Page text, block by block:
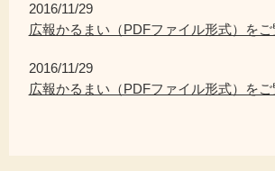
2016/11/29
広報かるまい（PDFファイル形式）をご
2016/11/29
広報かるまい（PDFファイル形式）をご